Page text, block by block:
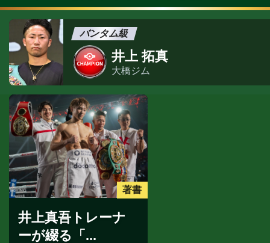
バンタム級
井上 拓真
大橋ジム
著書
井上真吾トレーナ
ーが綴る「...